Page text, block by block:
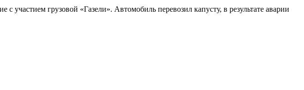
грузовой «Газели». Автомобиль перевозил капусту, в результате аварии